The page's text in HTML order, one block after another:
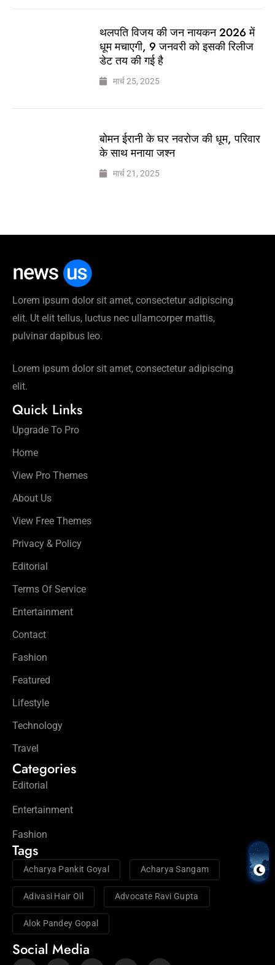
थलपति विजय की जन नायकन 2026 में
धूम मचाएगी, 9 जनवरी को इसकी रिलीज
डेट तय की गई है
मार्च 25, 2025
बोमन ईरानी के घर नवरोज की धूम, परिवार
के साथ मनाया जश्न
मार्च 21, 2025
Lorem ipsum dolor sit amet, consectetur adipiscing
elit. Ut elit tellus, luctus nec ullamcorper mattis,
pulvinar dapibus leo.
Lorem ipsum dolor sit amet, consectetur adipiscing
elit.
Quick Links
Upgrade To Pro
Home
View Pro Themes
About Us
View Free Themes
Privacy & Policy
Editorial
Terms Of Service
Entertainment
Contact
Fashion
Featured
Lifestyle
Technology
Travel
Categories
Editorial
Entertainment
Fashion
Tags
Acharya Pankit Goyal Acharya Sangam
Adivasi Hair Oil Advocate Ravi Gupta
Alok Pandey Gopal
Social Media